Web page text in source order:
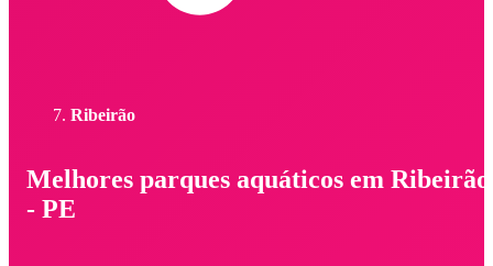
Ribeirão
Melhores parques aquáticos em Ribeirão
- PE